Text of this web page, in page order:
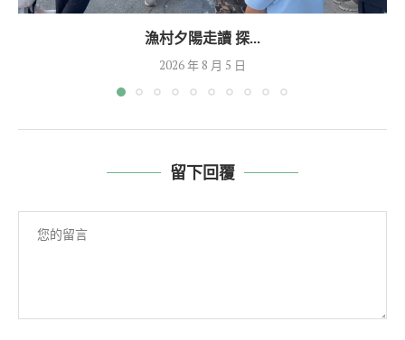
漁村夕陽走讀 探...
2026 年 8 月 5 日
留下回覆